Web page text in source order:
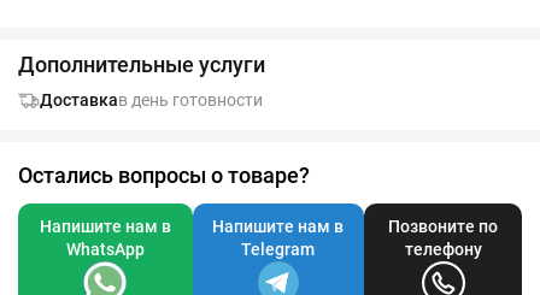
Таблица размеров, см S
Допускаются отклонения в 5% от указанных параметров по
размеру и цвету.
Дополнительные услуги
Доставкав день готовности
Остались вопросы о товаре?
Напишите нам в
WhatsApp
Напишите нам в
Telegram
Позвоните по
телефону